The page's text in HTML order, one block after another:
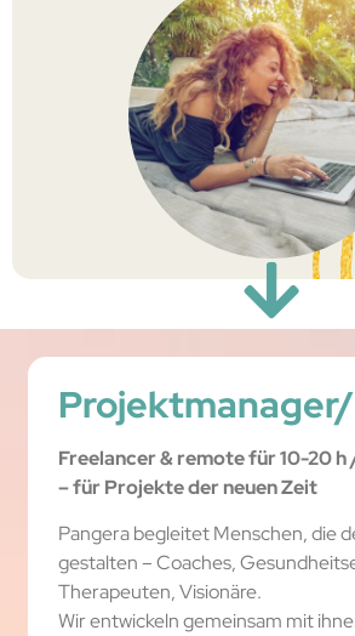
Freelancer & remotefür 10-20 h
–für Projekte der neuen Zeit
Pangera begleitet Menschen, die
gestalten – Coaches,
Therapeuten, Visionäre.
Wir entwickeln gemeinsam mit